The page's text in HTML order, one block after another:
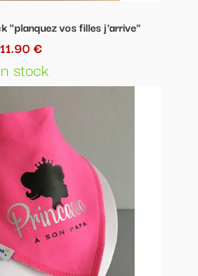
"planquez vos filles j'arrive"
11.90 €
stock